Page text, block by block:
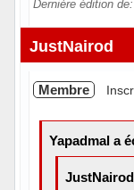
Dernière édition
Hors ligne
JustNairod
Membre
Yapadmal a